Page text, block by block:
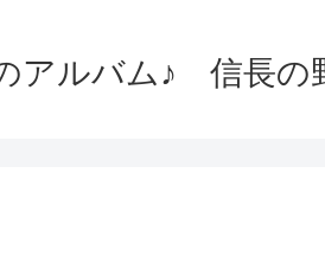
アルバム♪ 信長の